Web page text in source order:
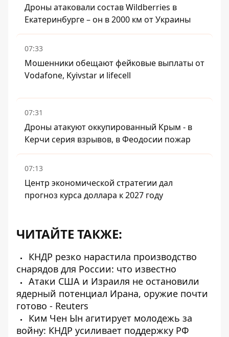
Дроны атаковали состав Wildberries в
Екатеринбурге – он в 2000 км от Украины
07:33
Мошенники обещают фейковые выплаты от
Vodafone, Kyivstar и lifecell
07:31
Дроны атакуют оккупированный Крым - в
Керчи серия взрывов, в Феодосии пожар
07:13
Центр экономической стратегии дал
прогноз курса доллара к 2027 году
ЧИТАЙТЕ ТАКЖЕ:
КНДР резко нарастила производство
снарядов для России: что известно
Атаки США и Израиля не остановили
ядерный потенциал Ирана, оружие почти
готово - Reuters
Ким Чен Ын агитирует молодежь за
войну: КНДР усиливает поддержку РФ